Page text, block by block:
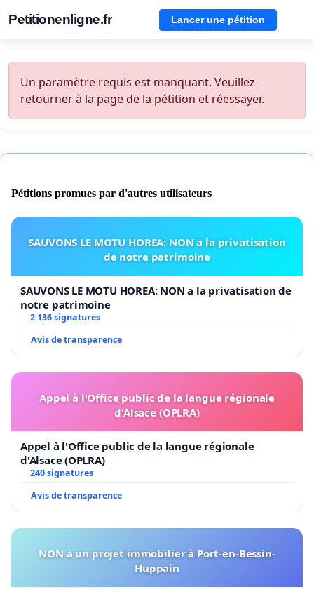
Petitionenligne.fr Lancer une pétition
Un paramètre requis est manquant. Veuillez
retourner à la page de la pétition et réessayer.
Pétitions promues par d'autres utilisateurs
SAUVONS LE MOTU HOREA: NON a la privatisation
de notre patrimoine
SAUVONS LE MOTU HOREA: NON a la privatisation de
notre patrimoine
2 136 signatures
Avis de transparence
Appel à l'Office public de la langue régionale
d'Alsace (OPLRA)
Appel à l'Office public de la langue régionale
d'Alsace (OPLRA)
240 signatures
Avis de transparence
NON à un projet immobilier à Port-en-Bessin-
Huppain